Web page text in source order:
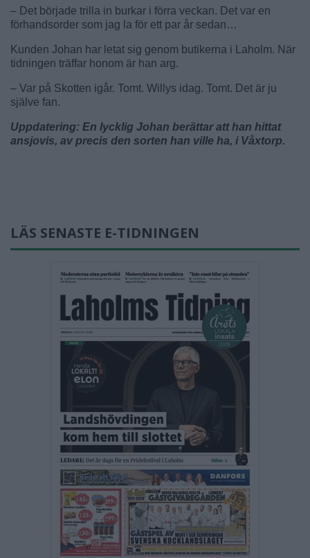
– Det började trilla in burkar i förra veckan. Det var en
förhandsorder som jag la för ett par år sedan…
Kunden Johan har letat sig genom butikerna i Laholm. När
tidningen träffar honom är han arg.
– Var på Skotten igår. Tomt. Willys idag. Tomt. Det är ju
själve fan.
Uppdatering: En lycklig Johan berättar att han hittat
ansjovis, av precis den sorten han ville ha, i Våxtorp.
LÄS SENASTE E-TIDNINGEN